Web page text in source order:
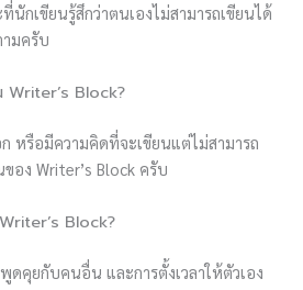
นักเขียนรู้สึกว่าตนเองไม่สามารถเขียนได้
ามครับ
Writer’s Block?
หรือมีความคิดที่จะเขียนแต่ไม่สามารถ
อง Writer’s Block ครับ
Block?
ดคุยกับคนอื่น และการตั้งเวลาให้ตัวเอง